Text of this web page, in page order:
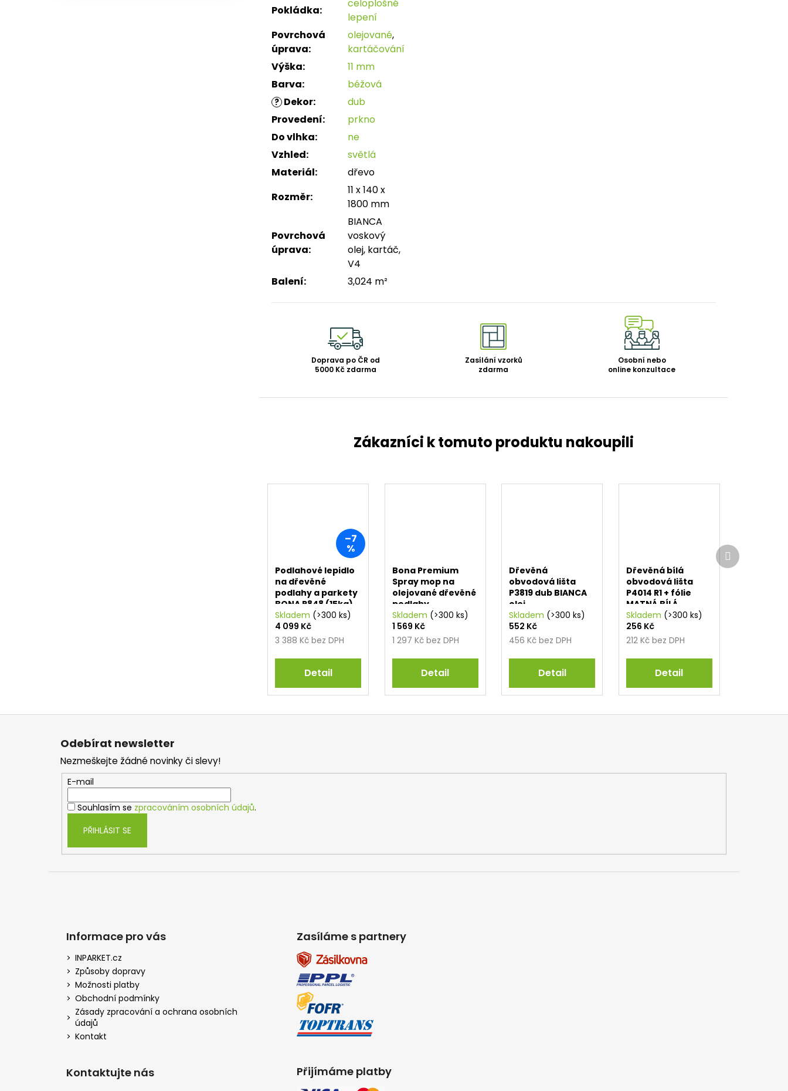
Pokládka:
celoplošné
lepení
Povrchová
úprava:
olejované,
kartáčování
Výška:
11 mm
Barva: béžová
? Dekor:
dub
Provedení:
prkno
Do vlhka:
ne
Vzhled:
světlá
Materiál:
dřevo
Rozměr:
11 x 140 x
1800 mm
Povrchová
úprava:
BIANCA
voskový
olej, kartáč,
V4
Balení: 3,024 m²
Doprava po ČR od
5000 Kč zdarma
Zasílání vzorků
zdarma
Osobní nebo
online konzultace
–7
%
Podlahové lepidlo
na dřevěné
podlahy a parkety
BONA R848 (15kg)
Skladem (>300 ks)
3 388 Kč bez DPH
4 099 Kč
Detail
Bona Premium
Spray mop na
olejované dřevěné
podlahy
Skladem (>300 ks)
1 297 Kč bez DPH
1 569 Kč
Detail
Dřevěná
obvodová lišta
P3819 dub BIANCA
olej
Skladem (>300 ks)
456 Kč bez DPH
552 Kč
Detail
Dřevěná bílá
obvodová lišta
P4014 R1 + fólie
MATNÁ BÍLÁ
RAL9010
Skladem (>300 ks)
212 Kč bez DPH
256 Kč
Detail
Další
produkt
Odebírat newsletter
Nezmeškejte žádné novinky či slevy!
E-mail
Souhlasím se zpracováním osobních údajů.
PŘIHLÁSIT SE
Informace pro vás
INPARKET.cz
Způsoby dopravy
Možnosti platby
Obchodní podmínky
Zásady zpracování a ochrana osobních
údajů
Kontakt
Kontaktujte nás
Zasíláme s partnery
Přijímáme platby